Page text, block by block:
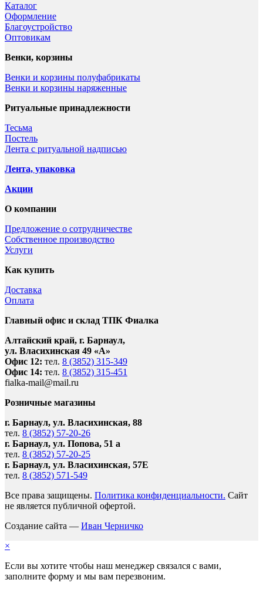
Каталог
Оформление
Благоустройство
Оптовикам
Венки, корзины
Венки и корзины полуфабрикаты
Венки и корзины наряженные
Ритуальные принадлежности
Тесьма
Постель
Лента с ритуальной надписью
Лента, упаковка
Акции
О компании
Предложение о сотрудничестве
Собственное производство
Услуги
Как купить
Доставка
Оплата
Главный офис и склад ТПК Фиалка
Алтайский край, г. Барнаул,
ул. Власихинская 49 «А»
Офис 12: тел. 8 (3852) 315-349
Офис 14: тел. 8 (3852) 315-451
fialka-mail@mail.ru
Розничные магазины
г. Барнаул, ул. Власихинская, 88
тел. 8 (3852) 57-20-26
г. Барнаул, ул. Попова, 51 а
тел. 8 (3852) 57-20-25
г. Барнаул, ул. Власихинская, 57Е
тел. 8 (3852) 571-549
Все права защищены. Политика конфиденциальности. Сайт
не является публичной офертой.
Создание сайта — Иван Черничко
×
Если вы хотите чтобы наш менеджер связался с вами,
заполните форму и мы вам перезвоним.